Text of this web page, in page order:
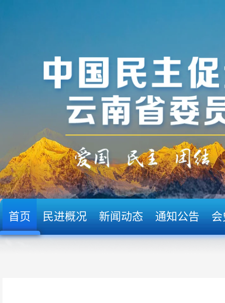
首页 民进概况 新闻动态 通知公告 会